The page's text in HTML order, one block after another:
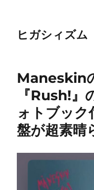
ヒガシィズム
Maneskin
『Rush!』
ォトブック
盤が超素晴